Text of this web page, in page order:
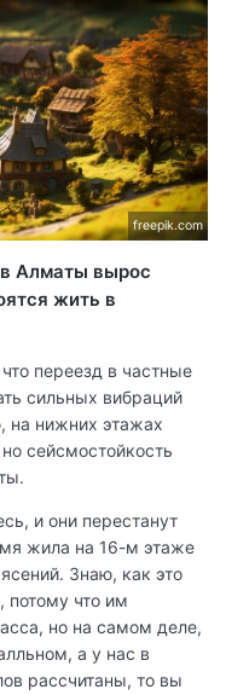
freepik.com
Алматы вырос
жить в
переезд в частные
сильных вибраций
на нижних этажах
сейсмостойкость
и они перестанут
жила на 16-м этаже
Знаю, как это
потому что им
но на самом деле,
а у нас в
рассчитаны, то вы